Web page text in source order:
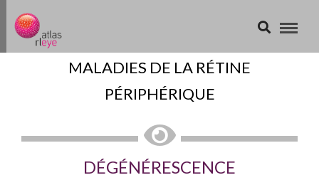
MALADIES DE LA RÉTINE
PÉRIPHÉRIQUE
DÉGÉNÉRESCENCE